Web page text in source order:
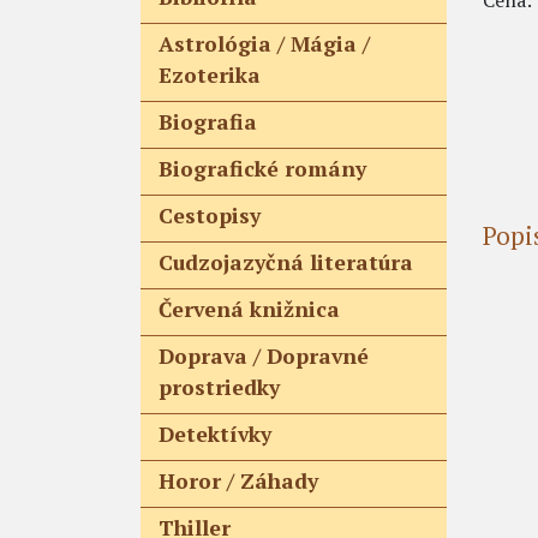
Astrológia / Mágia /
Ezoterika
Biografia
Biografické romány
Cestopisy
Cudzojazyčná literatúra
Červená knižnica
Doprava / Dopravné
prostriedky
Detektívky
Horor / Záhady
Thiller